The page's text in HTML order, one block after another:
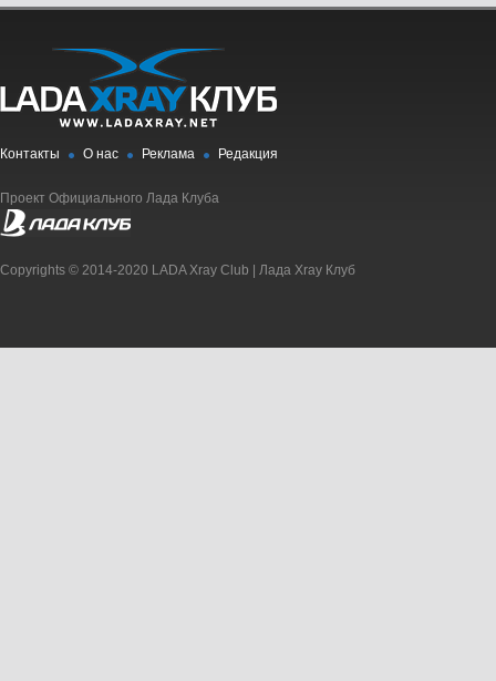
Контакты О нас Реклама Редакция
Проект Официального Лада Клуба
Copyrights © 2014-2020 LADA Xray Club | Лада Xray Клуб